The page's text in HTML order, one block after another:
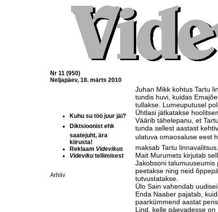
Nr 11 (950)
Neljapäev, 18. märts 2010
Kuhu su töö juur jäi?
Diktsioonist ehk 
saatejuht, ära
kiirusta!
Reklaam Videvikus
Videviku tellimisest
Arhiiv
Juhan Mikk kohtus Tartu
tundis huvi, kuidas
tullakse. Lumeuputusel
Ühtlasi jätkatakse
Väärib tähelepanu, et
tunda sellest aastast
ulatuva omaosaluse eest
maksab Tartu linnavalitsus.
Mait Murumets kirjutab
Jakobsoni
peetakse ning neid
tutvustatakse.
Ülo Sain vahendab
Enda Naaber pajatab,
paarkümmend aastat
Lind, kelle päevadesse